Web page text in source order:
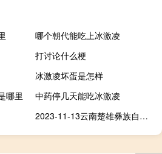
哪个朝代能吃上冰激凌
打讨论什么梗
冰激凌坏蛋是怎样
哪里
中药停几天能吃冰激凌
2023-11-13云南楚雄彝族自治州武定县(竹菌)的报价是多少